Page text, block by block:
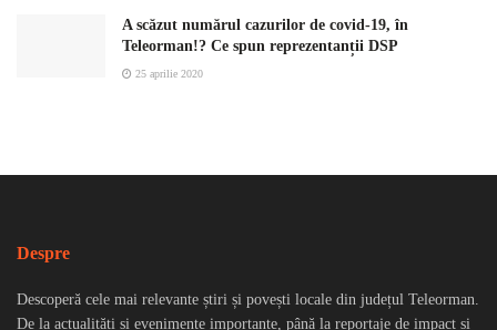
A scăzut numărul cazurilor de covid-19, în
Teleorman!? Ce spun reprezentanții DSP
25 aprilie 2020
Despre
Descoperă cele mai relevante știri și povești locale din județul Teleorman.
De la actualități și evenimente importante, până la reportaje de impact și